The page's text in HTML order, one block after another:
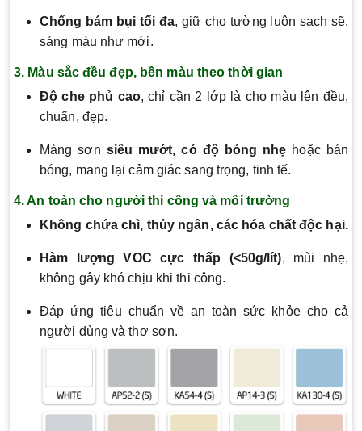
Chống bám bụi tối đa, giữ cho tường luôn sạch sẽ,
sáng màu như mới.
3. Màu sắc đều đẹp, bền màu theo thời gian
Độ che phủ cao, chỉ cần 2 lớp là cho màu lên đều,
chuẩn, đẹp.
Màng sơn siêu mướt, có độ bóng nhẹ hoặc bán
bóng, mang lại cảm giác sang trọng, tinh tế.
4. An toàn cho người thi công và môi trường
Không chứa chì, thủy ngân, các hóa chất độc hại.
Hàm lượng VOC cực thấp (<50g/lít), mùi nhẹ,
không gây khó chịu khi thi công.
Đáp ứng tiêu chuẩn về an toàn sức khỏe cho cả
người dùng và thợ sơn.